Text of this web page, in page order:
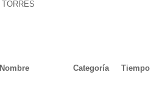
TORRES
Nombre Categoría Tiempo